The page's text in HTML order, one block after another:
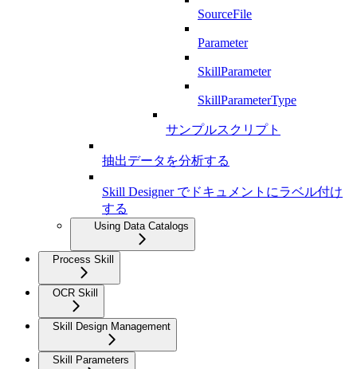
SourceFile
Parameter
SkillParameter
SkillParameterType
サンプルスクリプト
抽出データを分析する
Skill Designer でドキュメントにラベル付け
する
Using Data Catalogs
Process Skill
OCR Skill
Skill Design Management
Skill Parameters